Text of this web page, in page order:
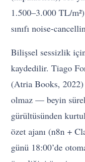
1.500–3.000 TL/
sınıfı noise-
Bilişsel sessizlik
kaydedilir. Tiago
(Atria Books,
olmaz — beyin
gürültüsünden
özet ajanı (n8n +
günü 18:00’de